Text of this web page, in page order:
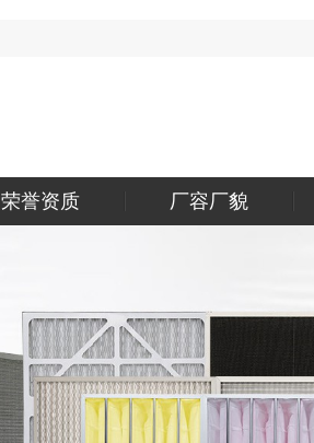
荣誉资质 厂容厂貌